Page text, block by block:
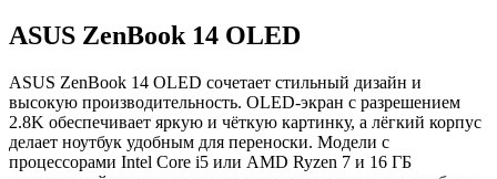
ASUS ZenBook 14 OLED
ASUS ZenBook 14 OLED сочетает стильный дизайн и
высокую производительность. OLED-экран с разрешением
2.8K обеспечивает яркую и чёткую картинку, а лёгкий корпус
делает ноутбук удобным для переноски. Модели с
процессорами Intel Core i5 или AMD Ryzen 7 и 16 ГБ